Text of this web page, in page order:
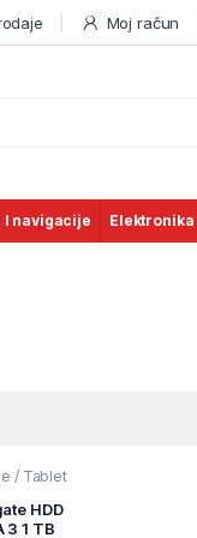
Moj račun
I navigacije Elektronika
/ Tablet
,Punjači
HDD
3 1 TB